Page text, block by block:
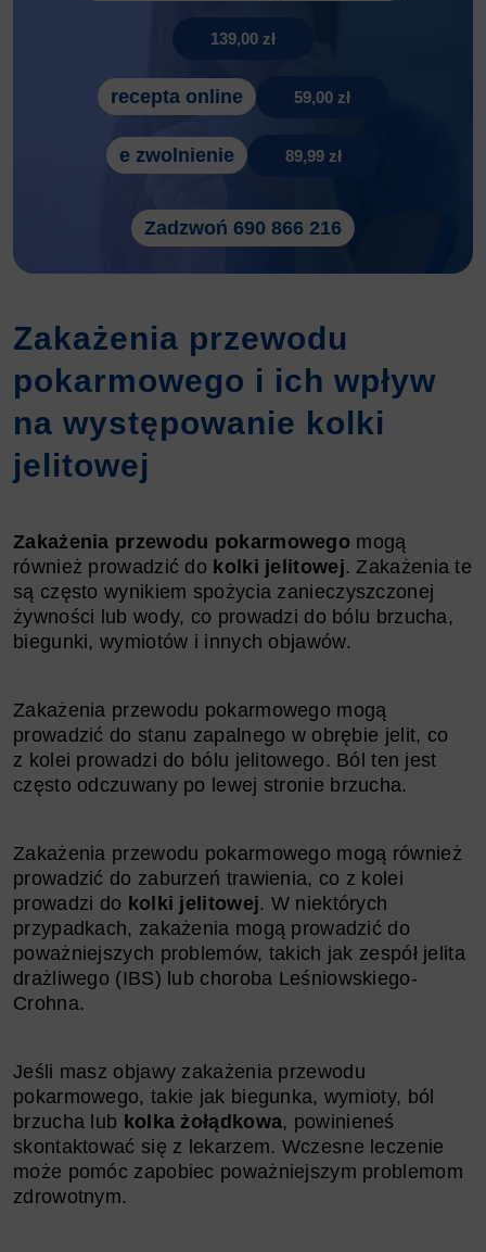
139,00 zł
recepta online 59,00 zł
e zwolnienie 89,99 zł
Zadzwoń 690 866 216
Zakażenia przewodu
pokarmowego i ich wpływ
na występowanie kolki
jelitowej
Zakażenia przewodu pokarmowego mogą
również prowadzić do kolki jelitowej. Zakażenia te
są często wynikiem spożycia zanieczyszczonej
żywności lub wody, co prowadzi do bólu brzucha,
biegunki, wymiotów i innych objawów.
Zakażenia przewodu pokarmowego mogą
prowadzić do stanu zapalnego w obrębie jelit, co
z kolei prowadzi do bólu jelitowego. Ból ten jest
często odczuwany po lewej stronie brzucha.
Zakażenia przewodu pokarmowego mogą również
prowadzić do zaburzeń trawienia, co z kolei
prowadzi do kolki jelitowej. W niektórych
przypadkach, zakażenia mogą prowadzić do
poważniejszych problemów, takich jak zespół jelita
drażliwego (IBS) lub choroba Leśniowskiego-
Crohna.
Jeśli masz objawy zakażenia przewodu
pokarmowego, takie jak biegunka, wymioty, ból
brzucha lub kolka żołądkowa, powinieneś
skontaktować się z lekarzem. Wczesne leczenie
może pomóc zapobiec poważniejszym problemom
zdrowotnym.